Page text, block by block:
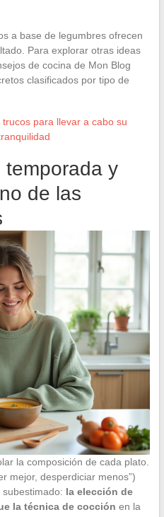
a base de legumbres ofrecen
Para explorar otras ideas
de cocina de Mon Blog
clasificados por tipo de
trucos para llevar a cabo su
temporada y
de las
la composición de cada plato.
mejor, desperdiciar menos”)
la elección de
la técnica de cocción en la